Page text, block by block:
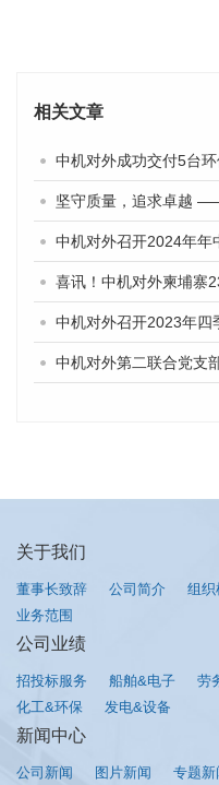
相关文章
中机对外成功交付5台
中机对外召开2024年年
中机对外召开2023年四
中机对外第二联合党支
关于我们
董事长致辞 公司简介 组织
业务范围
公司业绩
招投标服务 船舶&电子 劳
化工&环保
发电&设备
新闻中心
公司新闻 图片新闻 专题新